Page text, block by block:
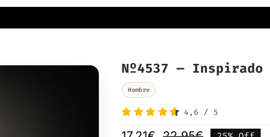
Nº4537 — Inspirado
Hombre
4,6 / 5